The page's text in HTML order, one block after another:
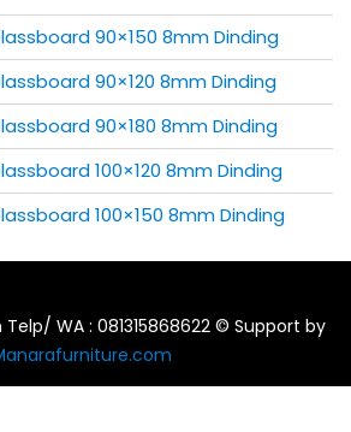
90×150 8mm Dinding
90×120 8mm Dinding
90×180 8mm Dinding
100×120 8mm Dinding
100×150 8mm Dinding
WA : 081315868622 © Support by